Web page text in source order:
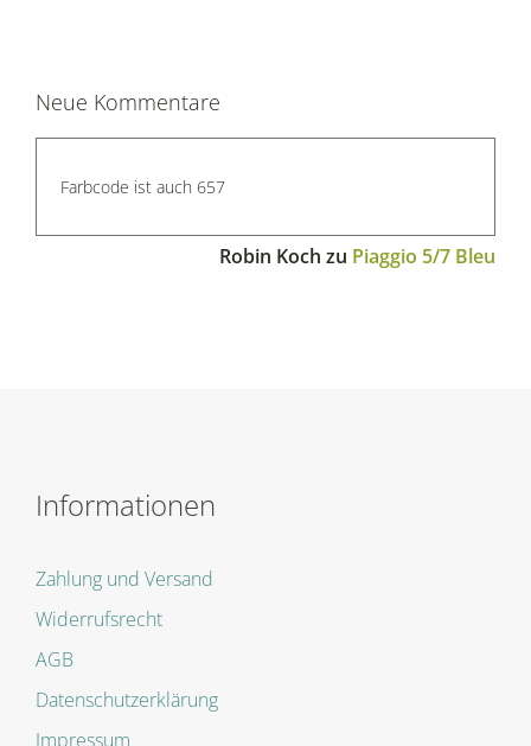
Neue Kommentare
Farbcode ist auch 657
Robin Koch zu Piaggio 5/7 Bleu
Informationen
Zahlung und Versand
Widerrufsrecht
AGB
Datenschutzerklärung
Impressum